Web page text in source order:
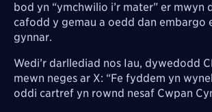
bod yn “ymchwilio i’r mater” er mwyn
cafodd y gemau a oedd dan embargo
gynnar.
Wedi’r darllediad nos Iau, dywedodd
mewn neges ar X: “Fe fyddem yn
oddi cartref yn rownd nesaf Cwpan